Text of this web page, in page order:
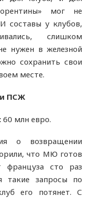
мог не
составы у клубов,
слишком
нужен в железной
сохранить свои
месте.
ПСЖ
60 млн евро.
о возвращении
что МЮ готов
француза сто раз
запросы по
его потянет. С